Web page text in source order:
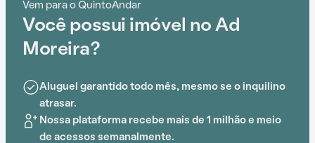
Com portaria 24 horas e elevador, este
empreendimento proporciona opções de lazer para
todas as idades.
Vem para o QuintoAndar
Você possui imóvel no Ad
Moreira?
Aluguel garantido todo mês, mesmo se o inquilino
atrasar.
Nossa plataforma recebe mais de 1 milhão e meio
de acessos semanalmente.